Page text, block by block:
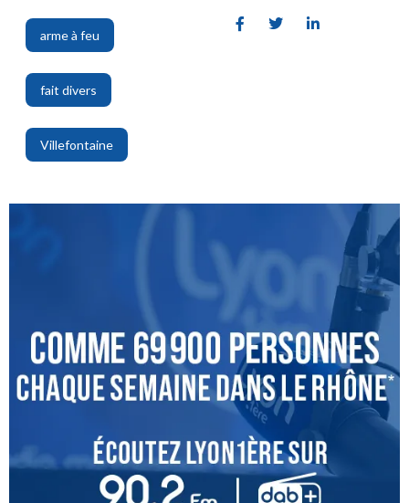
arme à feu
,
fait divers
,
Villefontaine